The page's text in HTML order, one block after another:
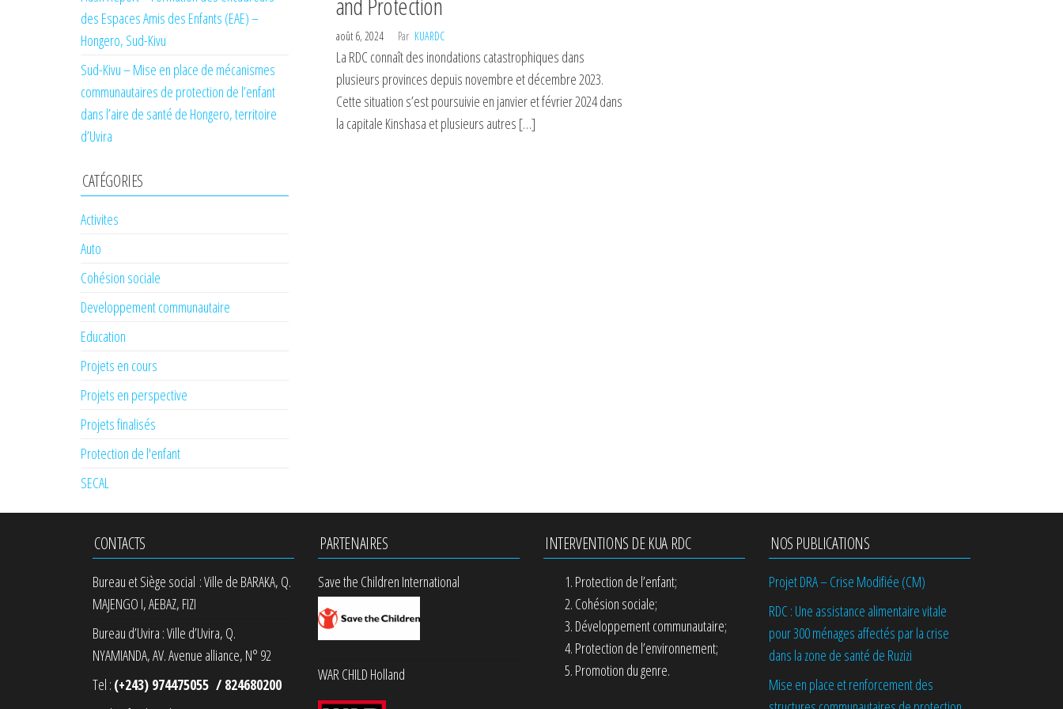
août 6, 2024 Par KUARDC
La RDC connaît des inondations catastrophiques dans
plusieurs provinces depuis novembre et décembre 2023.
Cette situation s’est poursuivie en janvier et février 2024 dans
la capitale Kinshasa et plusieurs autres […]
des Espaces Amis des Enfants (EAE) –
Hongero, Sud-Kivu
Sud-Kivu – Mise en place de mécanismes
communautaires de protection de l’enfant
dans l’aire de santé de Hongero, territoire
d’Uvira
CATÉGORIES
Activites
Auto
Cohésion sociale
Developpement communautaire
Education
Projets en cours
Projets en perspective
Projets finalisés
Protection de l'enfant
SECAL
CONTACTS
Bureau et Siège social : Ville de BARAKA, Q.
MAJENGO I, AEBAZ, FIZI
Bureau d’Uvira : Ville d’Uvira, Q.
NYAMIANDA, AV. Avenue alliance, N° 92
Tel : (+243) 974475055 / 824680200
PARTENAIRES
Save the Children International
WAR CHILD Holland
INTERVENTIONS DE KUA RDC
Protection de l’enfant;
Cohésion sociale;
Développement communautaire;
Protection de l’environnement;
Promotion du genre.
NOS PUBLICATIONS
Projet DRA – Crise Modifiée (CM)
RDC : Une assistance alimentaire vitale
pour 300 ménages affectés par la crise
dans la zone de santé de Ruzizi
Mise en place et renforcement des